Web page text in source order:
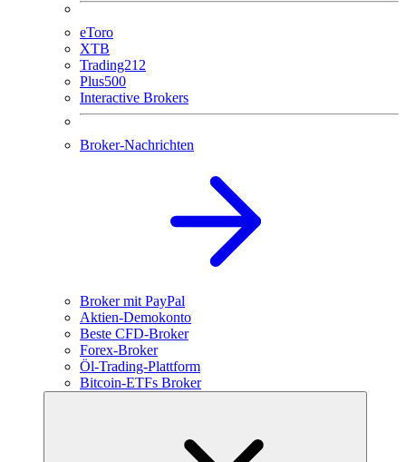
eToro
XTB
Trading212
Plus500
Interactive Brokers
Broker-Nachrichten
Broker mit PayPal
Aktien-Demokonto
Beste CFD-Broker
Forex-Broker
Öl-Trading-Plattform
Bitcoin-ETFs Broker